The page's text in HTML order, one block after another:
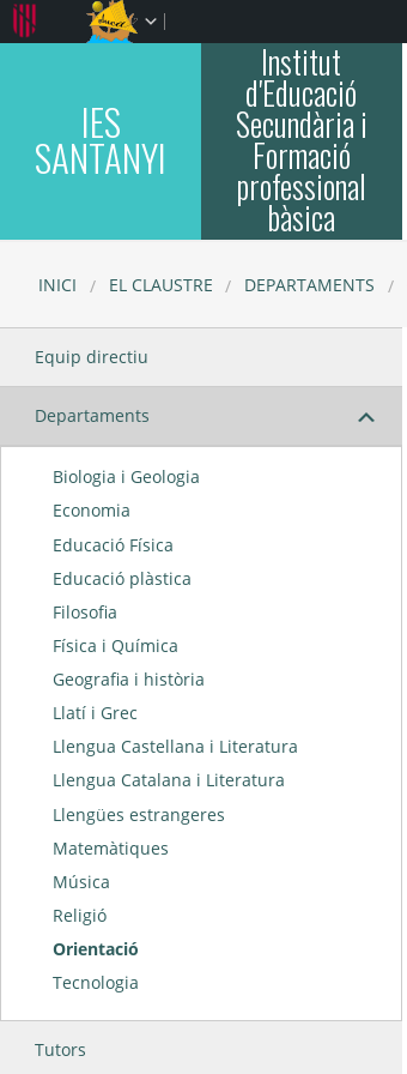
IES
SANTANYI
Institut
d'Educació
Secundària i
Formació
professional
bàsica
INICI EL CLAUSTRE DEPARTAMENTS
Equip directiu
Departaments
Biologia i Geologia
Economia
Educació Física
Educació plàstica
Filosofia
Física i Química
Geografia i història
Llatí i Grec
Llengua Castellana i Literatura
Llengua Catalana i Literatura
Llengües estrangeres
Matemàtiques
Música
Religió
Orientació
Tecnologia
Tutors